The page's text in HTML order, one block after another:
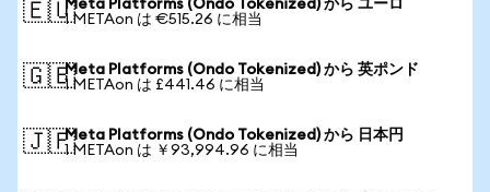
🇪🇺Meta Platforms (Ondo Tokenized) から ユーロ
1 METAon は €515.26 に相当
🇬🇧Meta Platforms (Ondo Tokenized) から 英ポンド
1 METAon は £441.46 に相当
🇯🇵Meta Platforms (Ondo Tokenized) から 日本円
1 METAon は ￥93,994.96 に相当